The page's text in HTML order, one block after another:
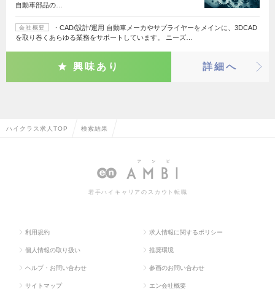
自動車部品の…
会社概要
・CAD/設計/運用 自動車メーカやサプライヤーをメインに、3DCAD
を取り巻くあらゆる業務をサポートしています。 ニーズ…
興味あり 詳細へ
ハイクラス求人TOP 検索結果
若手ハイキャリアのスカウト転職
利用規約 求人情報に関するポリシー
個人情報の取り扱い 推奨環境
ヘルプ・お問い合わせ 参画のお問い合わせ
サイトマップ エン会社概要